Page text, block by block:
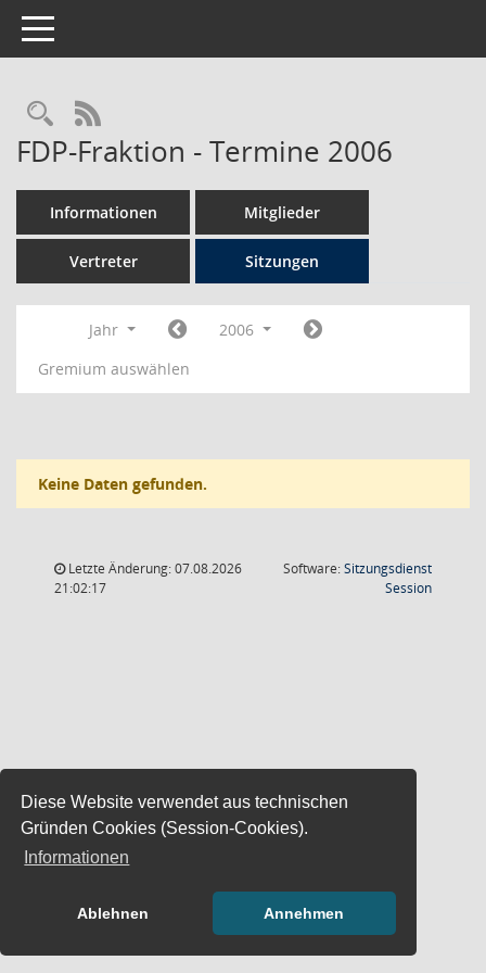
Diese Website verwendet aus technischen
Gründen Cookies (Session-Cookies).
Informationen
Ablehnen Annehmen
Toggle navigation
Rechercheauswahl
RSS-Feed
FDP-Fraktion - Termine 2006
Informationen Mitglieder
Vertreter Sitzungen
Jahr
2006
Gremium auswählen
Keine Daten gefunden.
Letzte Änderung: 07.08.2026
21:02:17
Software:Sitzungsdienst
Session(Wird in